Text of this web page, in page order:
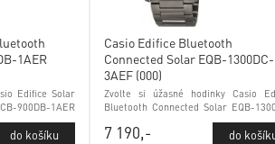
1AER
Edifice Solar
900DB-1AER
sklem
Casio Edifice Bluetooth
Connected Solar EQB-1300DC-
3AEF (000)
Zvolte si úžasné hodinky Casio
Bluetooth Connected Solar EQB-
3AEF (000) kontrola stavu
antireflexní sklo
7 190,-